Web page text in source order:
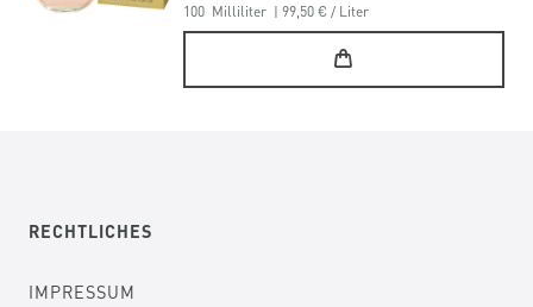
100 Milliliter | 99,50 € / Liter
RECHTLICHES
IMPRESSUM